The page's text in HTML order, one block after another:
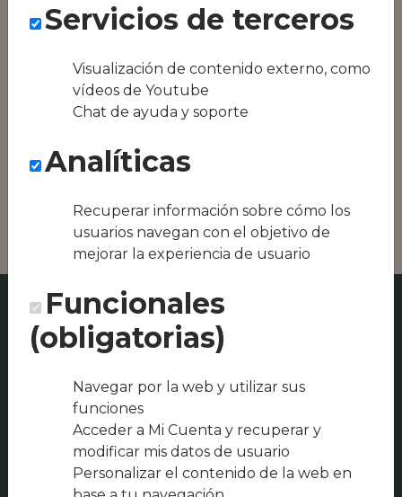
RR.HH
equipos híbridos
Conseguimos la
oferta local de tu
ser Artezano
o Bar las Susanas
Servicios de terceros
Visualización de contenido externo, como
vídeos de Youtube
Chat de ayuda y soporte
Analíticas
Recuperar información sobre cómo los
usuarios navegan con el objetivo de
mejorar la experiencia de usuario
Funcionales
(obligatorias)
Navegar por la web y utilizar sus
funciones
Acceder a Mi Cuenta y recuperar y
modificar mis datos de usuario
Personalizar el contenido de la web en